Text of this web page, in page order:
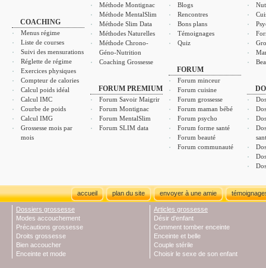
COACHING
Menus régime
Liste de courses
Suivi des mensurations
Réglette de régime
Exercices physiques
Compteur de calories
Calcul poids idéal
Calcul IMC
Courbe de poids
Calcul IMG
Grossesse mois par
mois
Méthode Montignac
Méthode MentalSlim
Méthode Slim Data
Méthodes Naturelles
Méthode Chrono-
Géno-Nutrition
Coaching Grossesse
FORUM PREMIUM
Forum Savoir Maigrir
Forum Montignac
Forum MentalSlim
Forum SLIM data
Blogs
Rencontres
Bons plans
Témoignages
Quiz
FORUM
Forum minceur
Forum cuisine
Forum grossesse
Forum maman bébé
Forum psycho
Forum forme santé
Forum beauté
Forum communauté
accueil plan du site envoyer à une amie
Dossiers grossesse
Modes accouchement
Précautions grossesse
Droits grossesse
Bien accoucher
Enceinte et mode
Articles grossesse
Désir d'enfant
Comment tomber enceinte
Enceinte et belle
Couple stérile
Choisir le sexe de son enfant